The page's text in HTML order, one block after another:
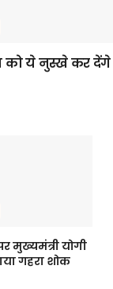
ये नुस्खे कर देंगे
मुख्यमंत्री योगी
गहरा शोक